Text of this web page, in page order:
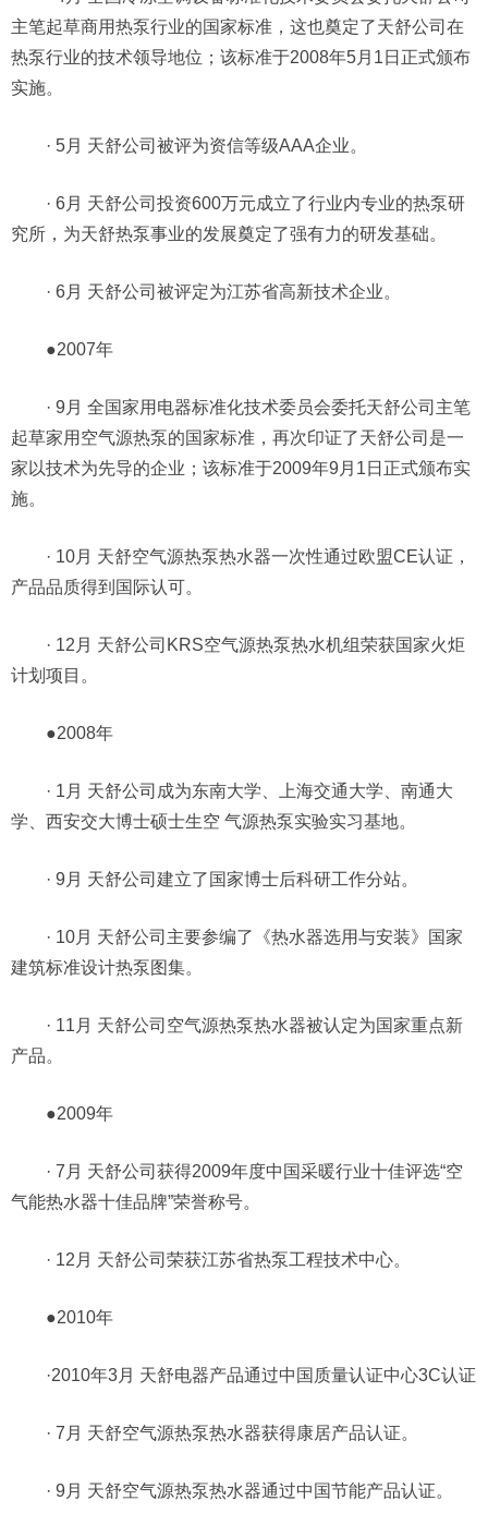
主笔起草商用热泵行业的国家标准，这也奠定了天舒公司在
热泵行业的技术领导地位；该标准于2008年5月1日正式颁布
实施。
· 5月 天舒公司被评为资信等级AAA企业。
· 6月 天舒公司投资600万元成立了行业内专业的热泵研
究所，为天舒热泵事业的发展奠定了强有力的研发基础。
· 6月 天舒公司被评定为江苏省高新技术企业。
●2007年
· 9月 全国家用电器标准化技术委员会委托天舒公司主笔
起草家用空气源热泵的国家标准，再次印证了天舒公司是一
家以技术为先导的企业；该标准于2009年9月1日正式颁布实
施。
· 10月 天舒空气源热泵热水器一次性通过欧盟CE认证，
产品品质得到国际认可。
· 12月 天舒公司KRS空气源热泵热水机组荣获国家火炬
计划项目。
●2008年
· 1月 天舒公司成为东南大学、上海交通大学、南通大
学、西安交大博士硕士生空 气源热泵实验实习基地。
· 9月 天舒公司建立了国家博士后科研工作分站。
· 10月 天舒公司主要参编了《热水器选用与安装》国家
建筑标准设计热泵图集。
· 11月 天舒公司空气源热泵热水器被认定为国家重点新
产品。
●2009年
· 7月 天舒公司获得2009年度中国采暖行业十佳评选“空
气能热水器十佳品牌”荣誉称号。
· 12月 天舒公司荣获江苏省热泵工程技术中心。
●2010年
·2010年3月 天舒电器产品通过中国质量认证中心3C认证
· 7月 天舒空气源热泵热水器获得康居产品认证。
· 9月 天舒空气源热泵热水器通过中国节能产品认证。